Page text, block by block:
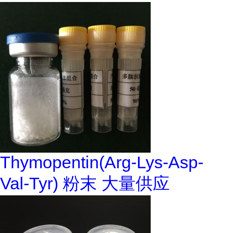
Thymopentin(Arg-Lys-Asp-
Val-Tyr) 粉末 大量供应